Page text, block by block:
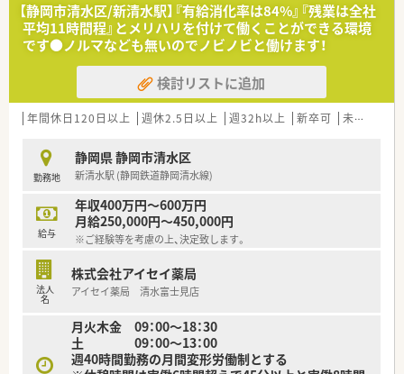
【法人特徴について】
■全国に約400店舗を展開し、特に医療モール開発では業界トッ
プクラスの実績を誇ります。
■薬剤師でもある社長が自らの育休経験を活かし、女性が長く働
き続けられる企業を目指しています。
■人材定着率が97％と非常に高く、多くの方が「薬局の雰囲気の
良さ」を入社の決め手に挙げています。
【想定される業務内容】
■調剤、監査、服薬指導といった保険薬剤師としての基本業務を
丁寧に行っていただきます。
■施設への配薬業務も担当するため、在宅医療のスキルを身につ
け、専門性を高めることができます。
■患者様一人ひとりと向き合い、信頼関係を築きながら、かかり
つけ薬剤師業務も担っていただきます。
【職場環境と雰囲気】
■ノルマなどがなく、薬剤師がのびびと成長できる環境を意識し
■処方元の医療機関と関係性が良好なため、疑義照会などもスム
ーズに行うことができます。
■ベテランの社員が多く在籍しており、経験の浅い方でも安心し
【静岡市清水区/新清水駅】『有給消化率は84%』『残業は全社
平均11時間程』とメリハリを付けて働くことができる環境
です●ノルマなども無いのでノビノビと働けます！
検討リストに追加
年間休日120日以上 週休2.5日以上 週32h以上 新卒可 未経験可
勤務地
静岡県 静岡市清水区
新清水駅 (静岡鉄道静岡清水線)
給与
年収400万円～600万円
月給250,000円～450,000円
※ご経験等を考慮の上、決定致します。
法人
名
株式会社アイセイ薬局
アイセイ薬局 清水富士見店
月火木金 09：00～18：30
土 09：00～13：00
週40時間勤務の月間変形労働制とする